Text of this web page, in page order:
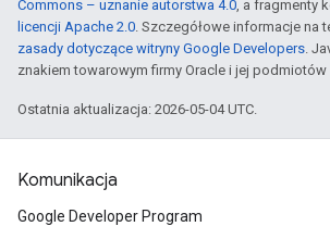
Commons – uznanie autorstwa 4.0, a fragmenty
licencji Apache 2.0. Szczegółowe informacje na
zasady dotyczące witryny Google Developers.
znakiem towarowym firmy Oracle i jej
Ostatnia aktualizacja: 2026-05-04 UTC.
Komunikacja
Google Developer Program